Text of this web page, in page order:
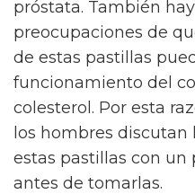
próstata. También
preocupaciones de
de estas pastillas
funcionamiento del
colesterol. Por esta
los hombres
estas pastillas con un
antes de tomarlas.